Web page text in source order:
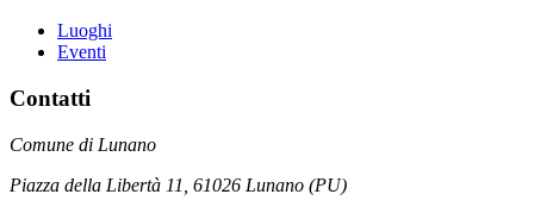
Luoghi
Eventi
Contatti
Comune di Lunano
Piazza della Libertà 11, 61026 Lunano (PU)